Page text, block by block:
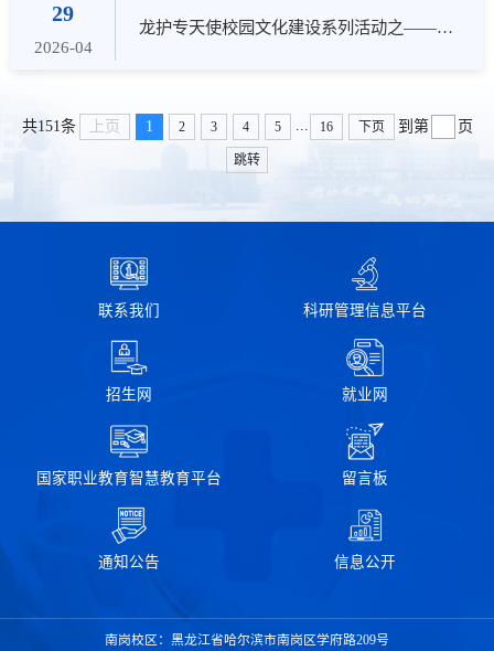
29
2026-04
龙护专天使校园文化建设系列活动之——世界读书​日“书香励志·思政引领”青春励志交流分享会
共151条 上页 1 2 3 4 5 16 下页 到第 页
跳转
联系我们 科研管理信息平台
招生网 就业网
国家职业教育智慧教育平台 留言板
通知公告 信息公开
南岗校区：黑龙江省哈尔滨市南岗区学府路209号